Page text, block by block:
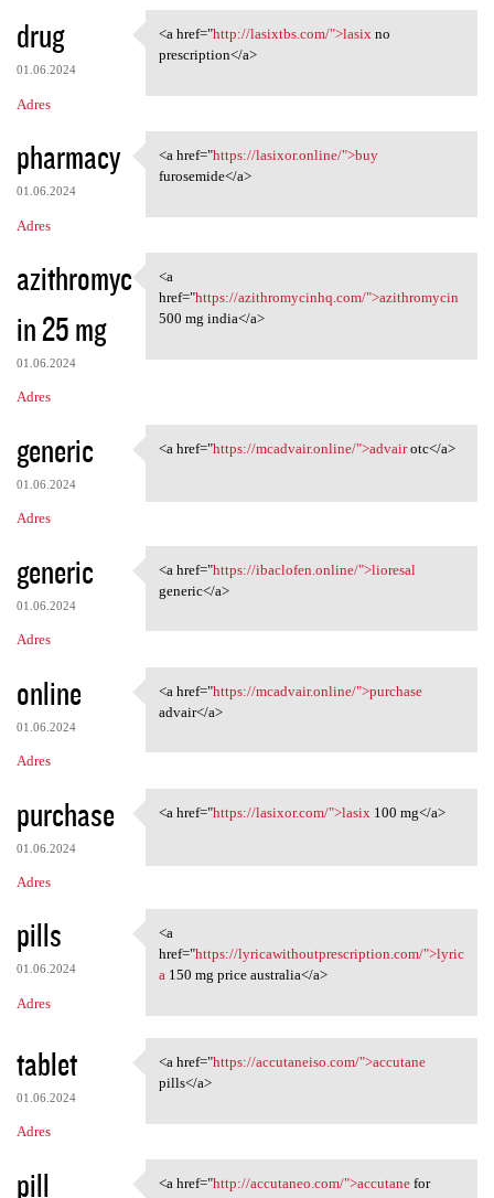
drug
01.06.2024
Adres
<a href="http://lasixtbs.com/
<a href="http://lasixtbs.com/">lasixno
prescription</a>
pharmacy
01.06.2024
Adres
<a href="https://lasixor
<a href="https://lasixor.online/">buy
furosemide</a>
azithromyc
in 25 mg
01.06.2024
Adres
<a href="https:/
<a
href="https://azithromycinhq.com/">azithromycin
500 mg india</a>
generic
01.06.2024
Adres
<a href="https://mcadvair
<a href="https://mcadvair.online/">advairotc</a>
generic
01.06.2024
Adres
<a href="https://ibaclofen
<a href="https://ibaclofen.online/">lioresal
generic</a>
online
01.06.2024
Adres
<a href="https://mcadvair
<a href="https://mcadvair.online/">purchase
advair</a>
purchase
01.06.2024
Adres
<a href="https://lasixor.com/
<a href="https://lasixor.com/">lasix 100 mg</a>
pills
01.06.2024
Adres
<a href="https:/
<a
href="https://lyricawithoutprescription.com/">lyric
a150 mg price australia</a>
tablet
01.06.2024
Adres
<a href="https://accutaneiso
<a href="https://accutaneiso.com/">accutane
pills</a>
pill <a href="http://accutaneo.com/">accutanefor